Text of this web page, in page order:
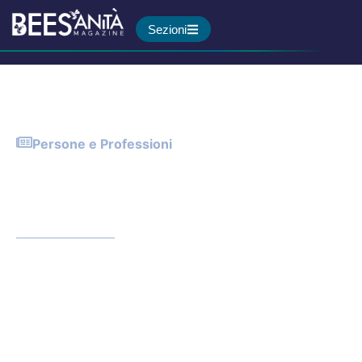
Sezioni
Persone e Professioni